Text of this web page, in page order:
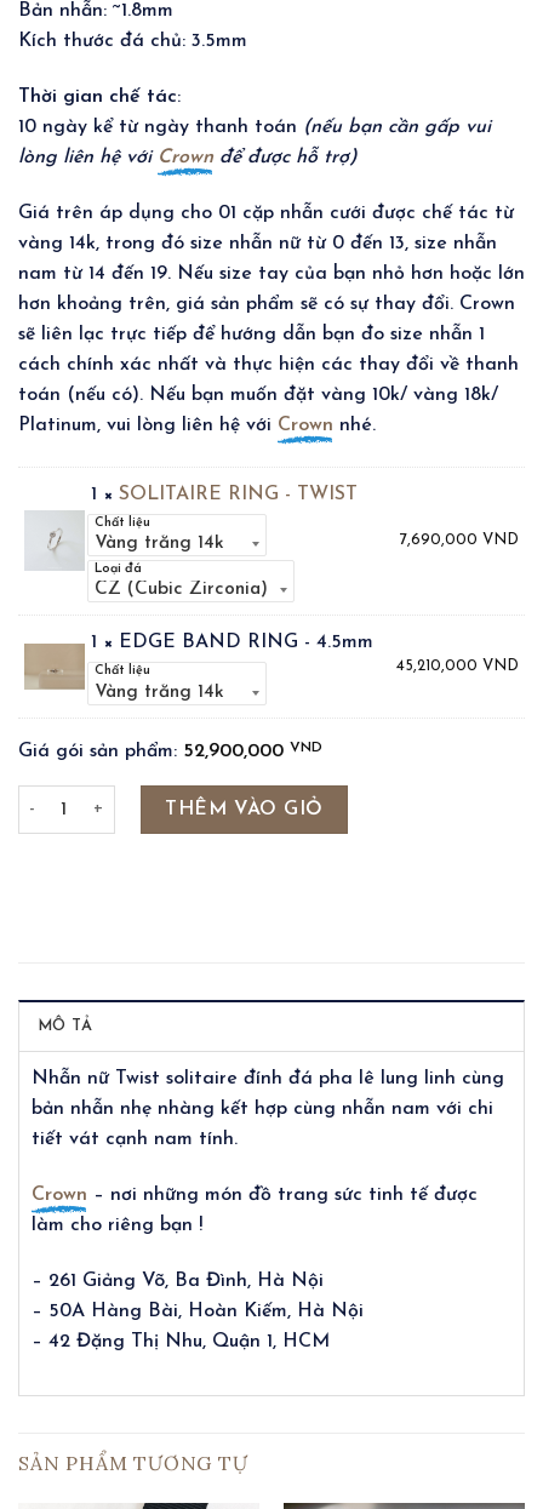
Bản nhẫn: ~1.8mm
Kích thước đá chủ: 3.5mm
Thời gian chế tác:
10 ngày kể từ ngày thanh toán (nếu bạn cần gấp vui
lòng liên hệ với Crownđể được hỗ trợ)
Giá trên áp dụng cho 01 cặp nhẫn cưới được chế tác từ
vàng 14k, trong đó size nhẫn nữ từ 0 đến 13, size nhẫn
nam từ 14 đến 19. Nếu size tay của bạn nhỏ hơn hoặc lớn
hơn khoảng trên, giá sản phẩm sẽ có sự thay đổi. Crown
sẽ liên lạc trực tiếp để hướng dẫn bạn đo size nhẫn 1
cách chính xác nhất và thực hiện các thay đổi về thanh
toán (nếu có). Nếu bạn muốn đặt vàng 10k/ vàng 18k/
Platinum, vui lòng liên hệ với Crown nhé.
1 × SOLITAIRE RING - TWIST
Chất liệu
Loại đá
7,690,000 VND
1 × EDGE BAND RING - 4.5mm
Chất liệu 45,210,000 VND
Giá gói sản phẩm: 52,900,000 VND
EDGE BAND RING - 4.5mm & TWIST SOLITAIRE RING số lượng
THÊM VÀO GIỎ
MÔ TẢ
Nhẫn nữ Twist solitaire đính đá pha lê lung linh cùng
bản nhẫn nhẹ nhàng kết hợp cùng nhẫn nam với chi
tiết vát cạnh nam tính.
Crown – nơi những món đồ trang sức tinh tế được
làm cho riêng bạn !
– 261 Giảng Võ, Ba Đình, Hà Nội
– 50A Hàng Bài, Hoàn Kiếm, Hà Nội
– 42 Đặng Thị Nhu, Quận 1, HCM
SẢN PHẨM TƯƠNG TỰ